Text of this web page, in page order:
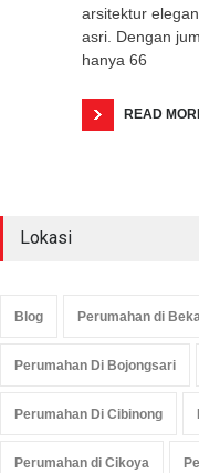
arsitektur
asri. Dengan
hanya 66
READ
Lokasi
Blog Perumahan di
Perumahan Di Bojongsari
Perumahan Di Cibinong
Perumahan di Cikoya